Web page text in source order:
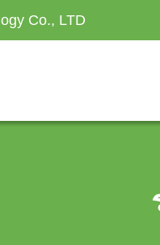
Co., LTD